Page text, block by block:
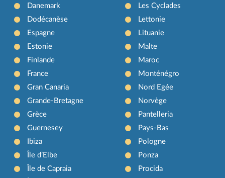
Danemark
Dodécanèse
Espagne
Estonie
Finlande
France
Gran Canaria
Grande-Bretagne
Grèce
Guernesey
Ibiza
Île d’Elbe
Île de Capraia
Les Cyclades
Lettonie
Lituanie
Malte
Maroc
Monténégro
Nord Egée
Norvège
Pantelleria
Pays-Bas
Pologne
Ponza
Procida